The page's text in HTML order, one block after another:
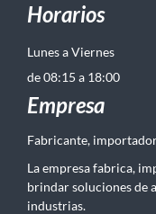
Horarios
Lunes a Viernes
de 08:15 a 18:00
Empresa
Fabricante,
La empresa fabrica,
brindar soluciones de
industrias.